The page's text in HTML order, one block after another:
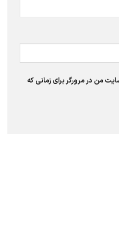
من در مرورگر برای زمانی که